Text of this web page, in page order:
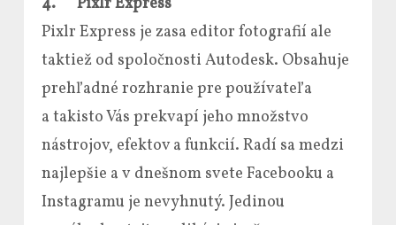
Pixlr Express je zasa editor fotografií ale
taktiež od spoločnosti Autodesk. Obsahuje
prehľadné rozhranie pre používateľa
a takisto Vás prekvapí jeho množstvo
nástrojov, efektov a funkcií. Radí sa medzi
najlepšie a v dnešnom svete Facebooku a
Instagramu je nevyhnutý. Jedinou